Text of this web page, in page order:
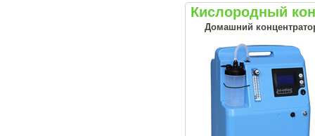
Кислородный
Домашний